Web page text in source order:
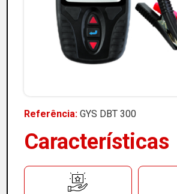
Referência: GYS DBT 300
Características